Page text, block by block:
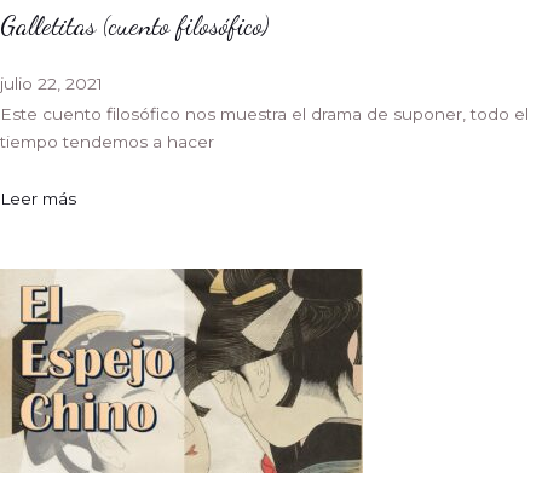
Galletitas (cuento filosófico)
julio 22, 2021
Este cuento filosófico nos muestra el drama de suponer, todo el
tiempo tendemos a hacer
Leer más